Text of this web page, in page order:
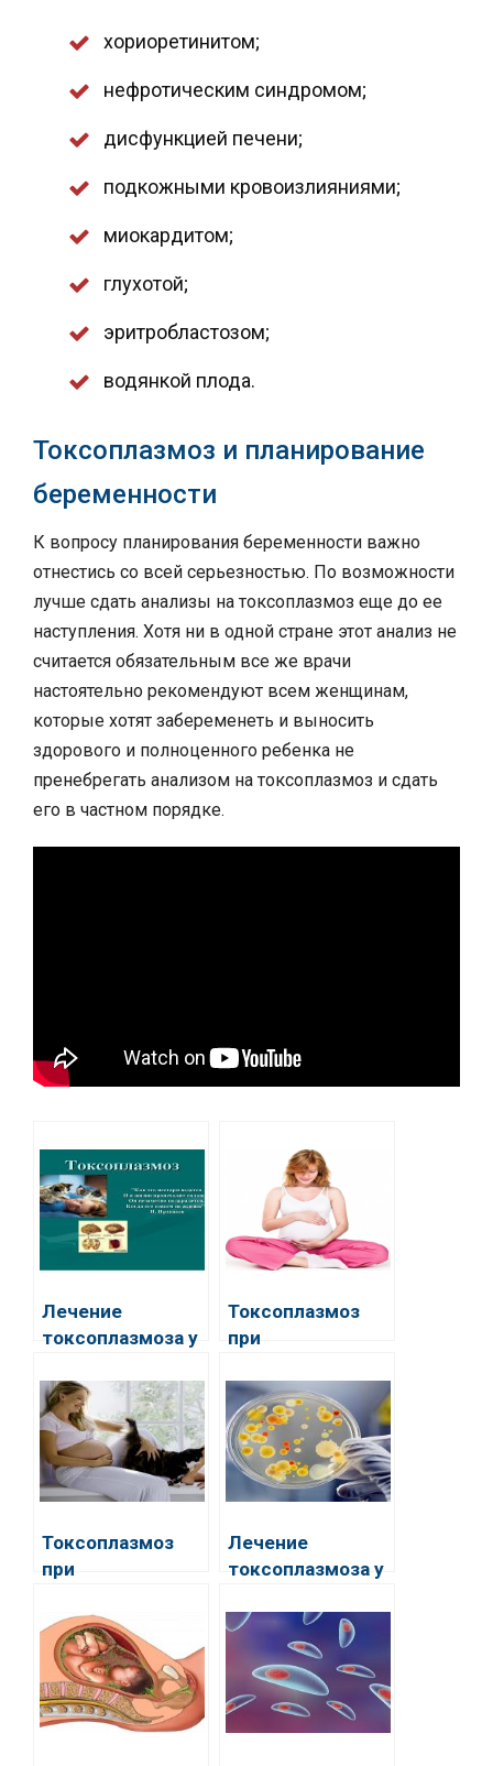
хориоретинитом;
нефротическим синдромом;
дисфункцией печени;
подкожными кровоизлияниями;
миокардитом;
глухотой;
эритробластозом;
водянкой плода.
Токсоплазмоз и планирование
беременности
К вопросу планирования беременности важно
отнестись со всей серьезностью. По возможности
лучше сдать анализы на токсоплазмоз еще до ее
наступления. Хотя ни в одной стране этот анализ не
считается обязательным все же врачи
настоятельно рекомендуют всем женщинам,
которые хотят забеременеть и выносить
здорового и полноценного ребенка не
пренебрегать анализом на токсоплазмоз и сдать
его в частном порядке.
Лечение
токсоплазмоза у
Токсоплазмоз
при
Токсоплазмоз
при
симптомы,
диагностика и
лечение
Лечение
токсоплазмоза у